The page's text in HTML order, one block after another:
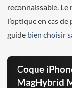
reconnaissable. Le
l’optique en cas
guide bien choisir
Coque
MagHybrid